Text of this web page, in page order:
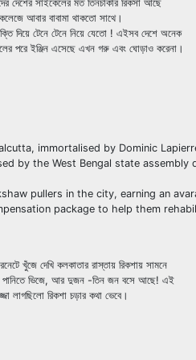
দেশের সাইকেলের মত তিনচাকার রিকসা আছে
আবার বাবামা থাকতো সাথে।
দিয়ে টেনে টেনে নিয়ে যেতো ! এইসব দেশে অনেক
পরে ইঞ্জিন এসেছে এখন গরু এবং ঘোড়াও করেনা।
immortalised by Dominic
by the West Bengal state
pullers in the city, earning an
package to help them
খুঁজে দেখি কলকাতার রাস্তায় রিকশায় সামনে
পানিতে ভিজে, আর দুজন -তিন জন বসে আছে! এই
লাগছিলো রিকশা চড়ার কথা ভেবে।